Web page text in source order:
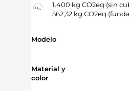
1.400 kg CO2eq (sin
562,32 kg CO2eq
Modelo
Material y
color